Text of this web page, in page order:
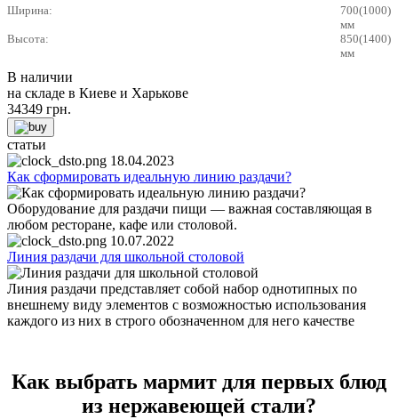
Ширина:
700(1000)
мм
Высота:
850(1400)
мм
В наличии
на складе в Киеве и Харькове
34349 грн.
статьи
18.04.2023
Как сформировать идеальную линию раздачи?
Оборудование для раздачи пищи — важная составляющая в
любом ресторане, кафе или столовой.
10.07.2022
Линия раздачи для школьной столовой
Линия раздачи представляет собой набор однотипных по
внешнему виду элементов с возможностью использования
каждого из них в строго обозначенном для него качестве
Как выбрать мармит для первых блюд
из нержавеющей стали?